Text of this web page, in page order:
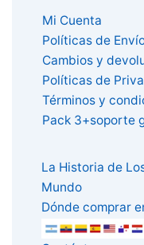
Mi Cuenta
Políticas de
Cambios y
Políticas de
Términos y
Pack 3+soporte
La Historia de
Mundo
Dónde comprar